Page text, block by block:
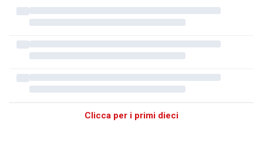
Clicca per i primi dieci